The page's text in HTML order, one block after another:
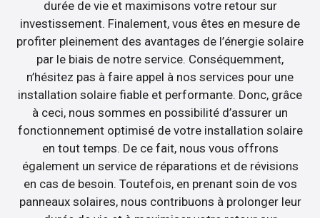
durée de vie et maximisons votre retour sur
investissement. Finalement, vous êtes en mesure de
profiter pleinement des avantages de l’énergie solaire
par le biais de notre service. Conséquemment,
n’hésitez pas à faire appel à nos services pour une
installation solaire fiable et performante. Donc, grâce
à ceci, nous sommes en possibilité d’assurer un
fonctionnement optimisé de votre installation solaire
en tout temps. De ce fait, nous vous offrons
également un service de réparations et de révisions
en cas de besoin. Toutefois, en prenant soin de vos
panneaux solaires, nous contribuons à prolonger leur